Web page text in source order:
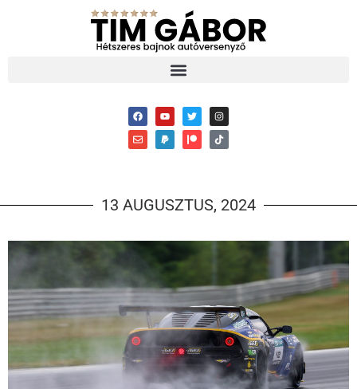
13 AUGUSZTUS, 2024